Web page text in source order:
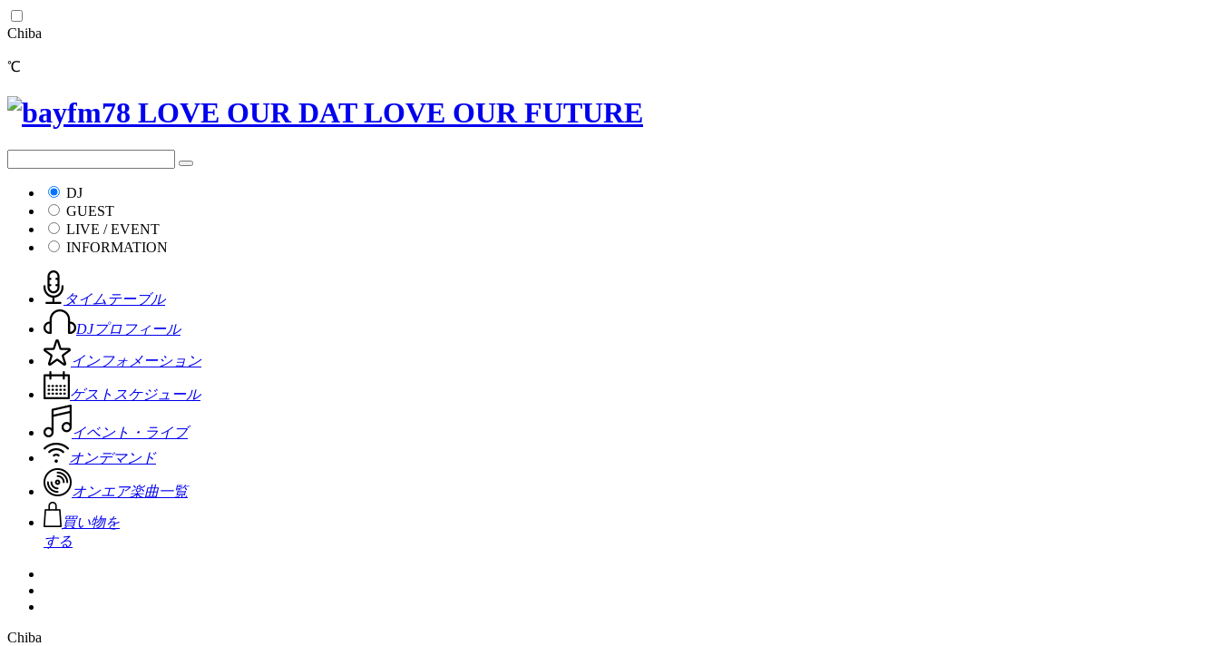
Chiba
℃
DJ
GUEST
LIVE / EVENT
INFORMATION
タイムテーブル
DJプロフィール
インフォメーション
ゲストスケジュール
イベント・ライブ
オンデマンド
オンエア楽曲一覧
買い物を
する
Chiba